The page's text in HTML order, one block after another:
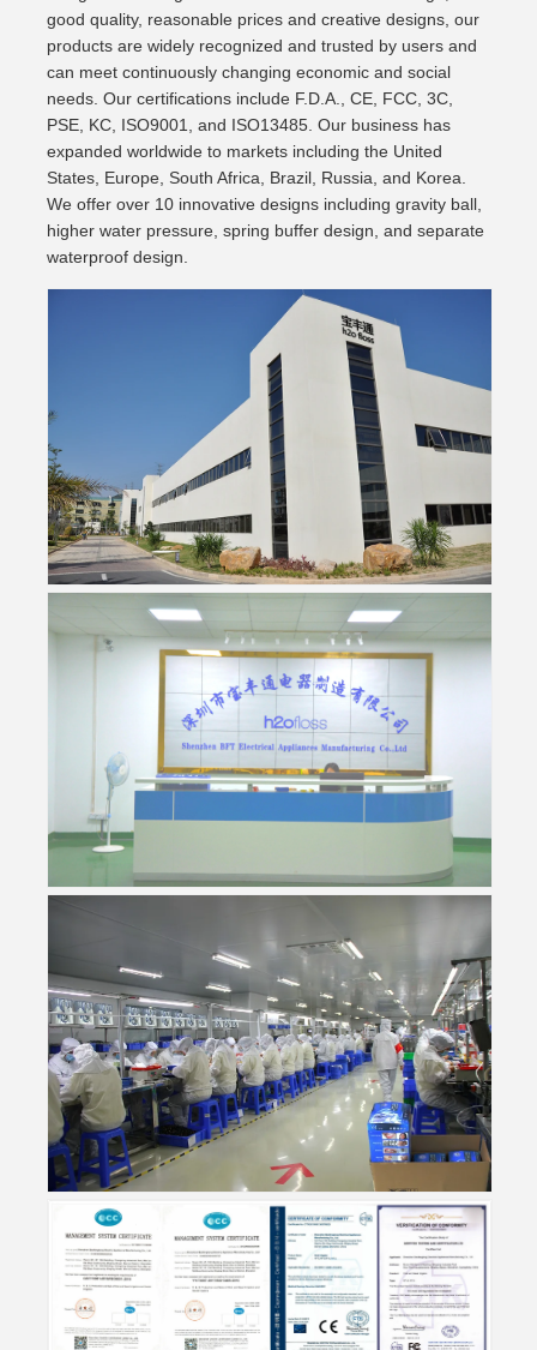
good quality, reasonable prices and creative designs, our
products are widely recognized and trusted by users and
can meet continuously changing economic and social
needs. Our certifications include F.D.A., CE, FCC, 3C,
PSE, KC, ISO9001, and ISO13485. Our business has
expanded worldwide to markets including the United
States, Europe, South Africa, Brazil, Russia, and Korea.
We offer over 10 innovative designs including gravity ball,
higher water pressure, spring buffer design, and separate
waterproof design.